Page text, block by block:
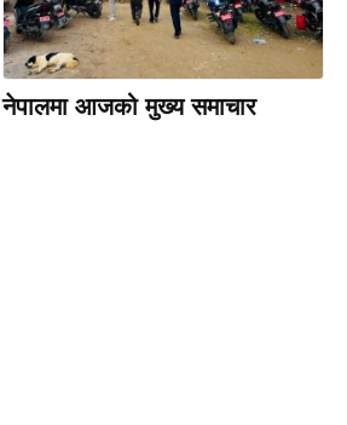
नेपालमा आजको मुख्य समाचार